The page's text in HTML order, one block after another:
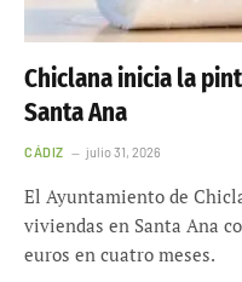
Chiclana inicia la
Santa Ana
CÁDIZ julio 31, 2026
El Ayuntamiento de
viviendas en Santa Ana
euros en cuatro meses.